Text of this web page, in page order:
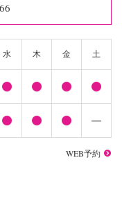
水 木 金 土
WEB予約